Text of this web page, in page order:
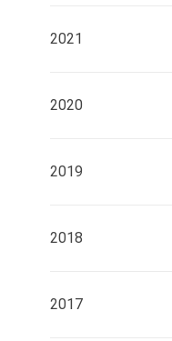
2021
2020
2019
2018
2017